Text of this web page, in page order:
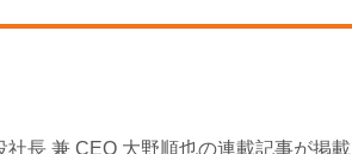
長 兼 CEO 大野順也の連載記事が掲載